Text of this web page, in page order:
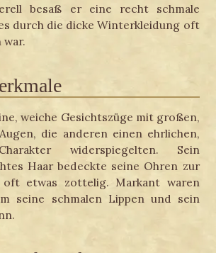
besaß er eine recht schmale
durch die dicke Winterkleidung oft
weiche Gesichtszüge mit großen,
die anderen einen ehrlichen,
widerspiegelten. Sein
Haar bedeckte seine Ohren zur
etwas zottelig. Markant waren
seine schmalen Lippen und sein